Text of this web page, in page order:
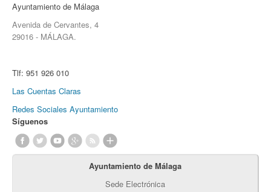
Ayuntamiento de Málaga
Avenida de Cervantes, 4
29016 - MÁLAGA.
Tlf: 951 926 010
Las Cuentas Claras
Redes Sociales Ayuntamiento
Síguenos
Ayuntamiento de Málaga
Sede Electrónica